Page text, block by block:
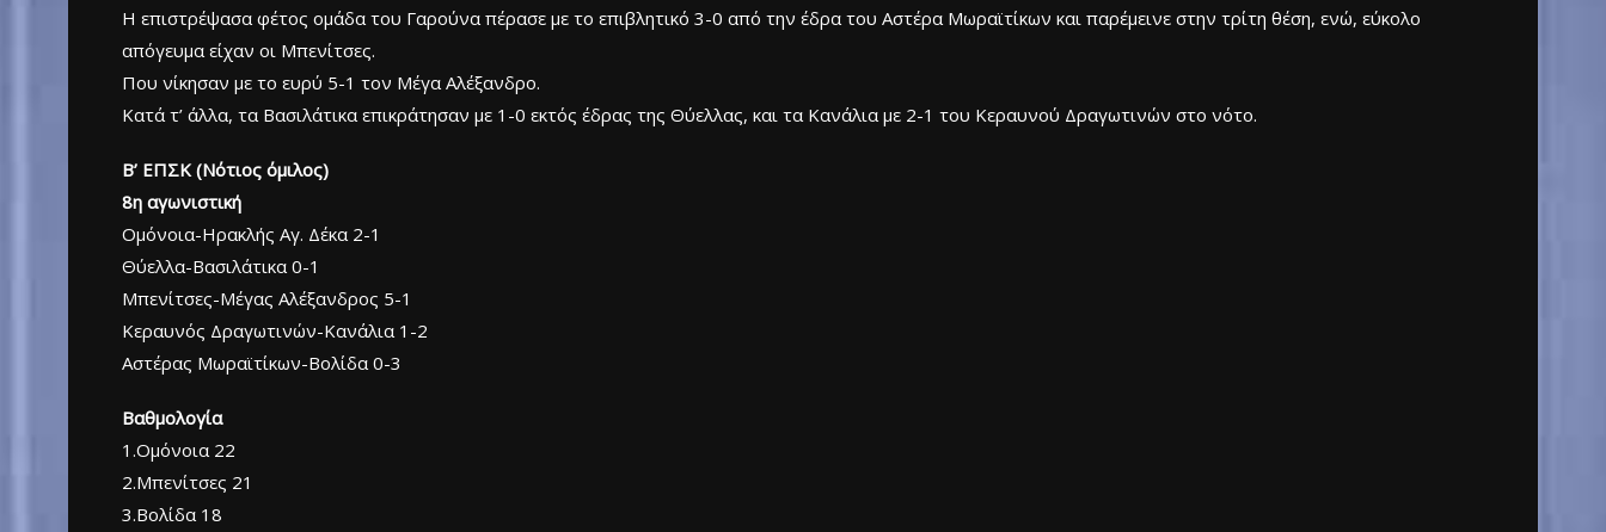
Η επιστρέψασα φέτος ομάδα του Γαρούνα πέρασε με το επιβλητικό 3-0 από την έδρα του Αστέρα Μωραϊτίκων και παρέμεινε στην τρίτη θέση, ενώ, εύκολο
απόγευμα είχαν οι Μπενίτσες.
Που νίκησαν με το ευρύ 5-1 τον Μέγα Αλέξανδρο.
Κατά τ’ άλλα, τα Βασιλάτικα επικράτησαν με 1-0 εκτός έδρας της Θύελλας, και τα Κανάλια με 2-1 του Κεραυνού Δραγωτινών στο νότο.
Β’ ΕΠΣΚ (Νότιος όμιλος)
8η αγωνιστική
Ομόνοια-Ηρακλής Αγ. Δέκα 2-1
Θύελλα-Βασιλάτικα 0-1
Μπενίτσες-Μέγας Αλέξανδρος 5-1
Κεραυνός Δραγωτινών-Κανάλια 1-2
Αστέρας Μωραϊτίκων-Βολίδα 0-3
Βαθμολογία
1.Ομόνοια 22
2.Μπενίτσες 21
3.Βολίδα 18